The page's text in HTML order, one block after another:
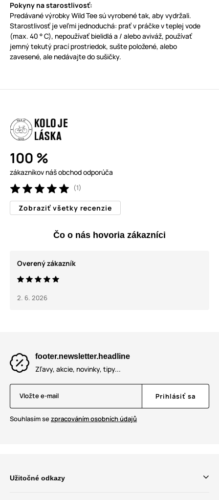
Pokyny na starostlivosť:
Predávané výrobky Wild Tee sú vyrobené tak, aby vydržali.
Starostlivosť je veľmi jednoduchá: prať v práčke v teplej vode
(max. 40 ° C), nepoužívať bielidlá a / alebo aviváž, používať
jemný tekutý prací prostriedok, sušte položené, alebo
zavesené, ale nedávajte do sušičky.
100 %
zákazníkov náš obchod odporúča
(1)
Zobraziť všetky recenzie
Čo o nás hovoria zákazníci
Overený zákazník
2. 6. 2026
footer.newsletter.headline
Zľavy, akcie, novinky, tipy...
Vložte e-mail Prihlásiť sa
Souhlasím sezpracováním osobních údajů
Užitočné odkazy